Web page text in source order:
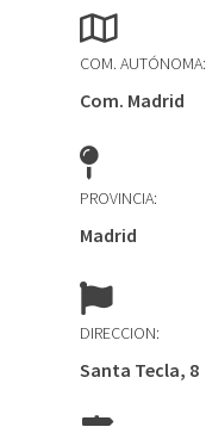
COM. AUTÓNOMA:
Com. Madrid
PROVINCIA:
Madrid
DIRECCION:
Santa Tecla, 8